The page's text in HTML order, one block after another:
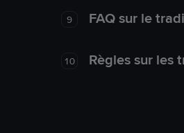
9 FAQ sur le
10 Règles sur les